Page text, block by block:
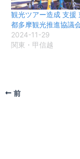
観光ツアー造成 支援
都多摩観光推進協議
2024-11-29
関東・甲信越
前